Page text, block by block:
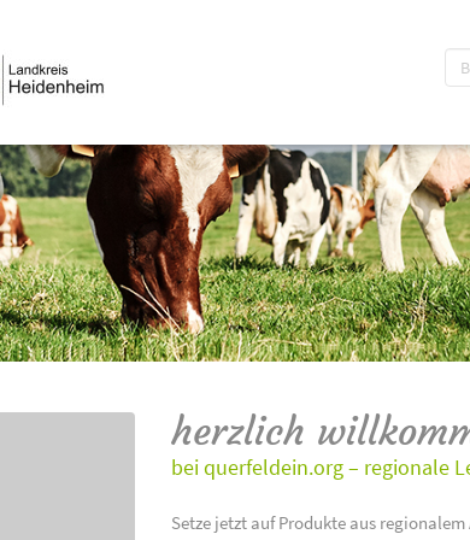
herzlich
bei querfeldein.org – regionale
Setze jetzt auf Produkte aus